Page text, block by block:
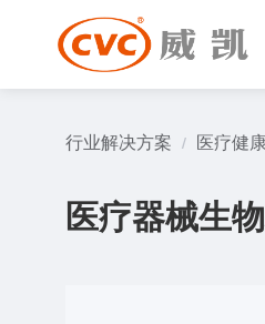
行业解决方案 / 医疗健
医疗器械生